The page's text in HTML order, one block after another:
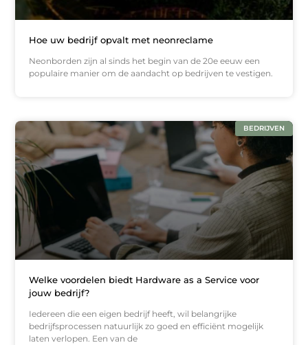
Hoe uw bedrijf opvalt met neonreclame
Neonborden zijn al sinds het begin van de 20e eeuw een
populaire manier om de aandacht op bedrijven te vestigen.
BEDRIJVEN
Welke voordelen biedt Hardware as a Service voor
jouw bedrijf?
Iedereen die een eigen bedrijf heeft, wil belangrijke
bedrijfsprocessen natuurlijk zo goed en efficiënt mogelijk
laten verlopen. Een van de